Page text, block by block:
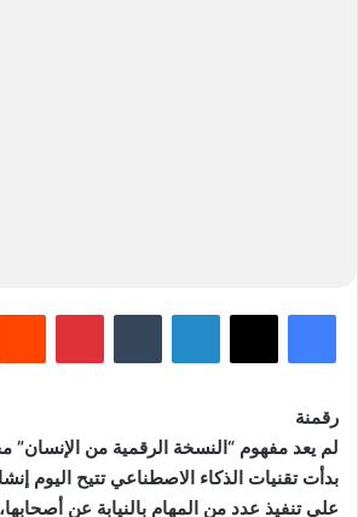
فيسبوك لينكدإن بينتيريست
رقمنة
لم يعد مفهوم “النسخة الرقمية من الإنسان”
بدأت تقنيات الذكاء الاصطناعي تتيح اليوم
على تنفيذ عدد من المهام بالنيابة عن